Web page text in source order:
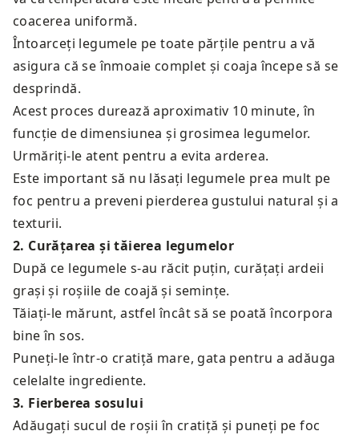
coacerea uniformă.
Întoarceți legumele pe toate părțile pentru a vă
asigura că se înmoaie complet și coaja începe să se
desprindă.
Acest proces durează aproximativ 10 minute, în
funcție de dimensiunea și grosimea legumelor.
Urmăriți-le atent pentru a evita arderea.
Este important să nu lăsați legumele prea mult pe
foc pentru a preveni pierderea gustului natural și a
texturii.
2. Curățarea și tăierea legumelor
După ce legumele s-au răcit puțin, curățați ardeii
grași și roșiile de coajă și semințe.
Tăiați-le mărunt, astfel încât să se poată încorpora
bine în sos.
Puneți-le într-o cratiță mare, gata pentru a adăuga
celelalte ingrediente.
3. Fierberea sosului
Adăugați sucul de roșii în cratiță și puneți pe foc